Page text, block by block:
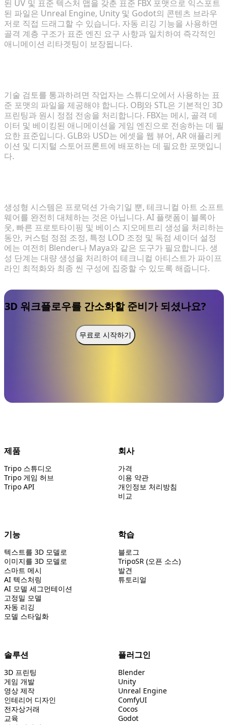
된 UV 및 표준 텍스처 맵을 갖춘 표준 FBX 포맷으로 익스포트
된 파일은 Unreal Engine, Unity 및 Godot의 콘텐츠 브라우
저로 직접 드래그할 수 있습니다. 자동 리깅 기능을 사용하면
골격 계층 구조가 표준 엔진 요구 사항과 일치하여 즉각적인
애니메이션 리타겟팅이 보장됩니다.
기술 검토를 통과하려면 작업자는 스튜디오에서 사용하는 표
준 포맷의 파일을 제공해야 합니다. OBJ와 STL은 기본적인 3D
프린팅과 원시 정점 전송을 처리합니다. FBX는 메시, 골격 데
이터 및 베이킹된 애니메이션을 게임 엔진으로 전송하는 데 필
요한 표준입니다. GLB와 USD는 에셋을 웹 뷰어, AR 애플리케
이션 및 디지털 스토어프론트에 배포하는 데 필요한 포맷입니
다.
생성형 시스템은 프로덕션 가속기일 뿐, 테크니컬 아트 소프트
웨어를 완전히 대체하는 것은 아닙니다. AI 플랫폼이 블록아
웃, 빠른 프로토타이핑 및 베이스 지오메트리 생성을 처리하는
동안, 커스텀 정점 조정, 특정 LOD 조정 및 독점 셰이더 설정
에는 여전히 Blender나 Maya와 같은 도구가 필요합니다. 생
성 단계는 대량 생성을 처리하여 테크니컬 아티스트가 파이프
라인 최적화와 최종 씬 구성에 집중할 수 있도록 해줍니다.
3D 워크플로우를 간소화할 준비가 되셨나요?
무료로 시작하기
제품
Tripo 스튜디오
Tripo 게임 허브
Tripo API
회사
가격
이용 약관
개인정보 처리방침
비교
기능
텍스트를 3D 모델로
이미지를 3D 모델로
스마트 메시
AI 텍스처링
AI 모델 세그먼테이션
고정밀 모델
자동 리깅
모델 스타일화
학습
블로그
TripoSR (오픈 소스)
발견
튜토리얼
솔루션
3D 프린팅
게임 개발
영상 제작
인테리어 디자인
전자상거래
교육
플러그인
Blender
Unity
Unreal Engine
ComfyUI
Cocos
Godot